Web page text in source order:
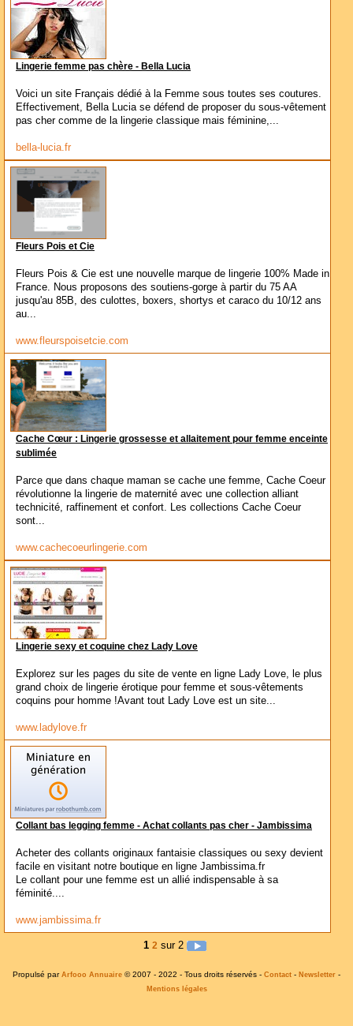
Lingerie femme pas chère - Bella Lucia
Voici un site Français dédié à la Femme sous toutes ses coutures.
Effectivement, Bella Lucia se défend de proposer du sous-vêtement
pas cher comme de la lingerie classique mais féminine,...
bella-lucia.fr
Fleurs Pois et Cie
Fleurs Pois & Cie est une nouvelle marque de lingerie 100% Made in
France. Nous proposons des soutiens-gorge à partir du 75 AA
jusqu'au 85B, des culottes, boxers, shortys et caraco du 10/12 ans
au...
www.fleurspoisetcie.com
Cache Cœur : Lingerie grossesse et allaitement pour femme enceinte
sublimée
Parce que dans chaque maman se cache une femme, Cache Coeur
révolutionne la lingerie de maternité avec une collection alliant
technicité, raffinement et confort. Les collections Cache Coeur
sont...
www.cachecoeurlingerie.com
Lingerie sexy et coquine chez Lady Love
Explorez sur les pages du site de vente en ligne Lady Love, le plus
grand choix de lingerie érotique pour femme et sous-vêtements
coquins pour homme !Avant tout Lady Love est un site...
www.ladylove.fr
Collant bas legging femme - Achat collants pas cher - Jambissima
Acheter des collants originaux fantaisie classiques ou sexy devient
facile en visitant notre boutique en ligne Jambissima.fr
Le collant pour une femme est un allié indispensable à sa
féminité....
www.jambissima.fr
1 2 sur 2
Propulsé par Arfooo Annuaire © 2007 - 2022 - Tous droits réservés - Contact - Newsletter -
Mentions légales